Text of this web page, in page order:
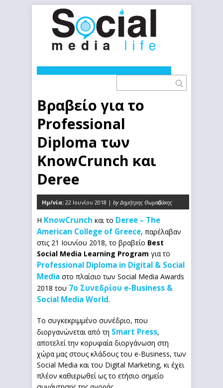
Βραβείο για το
Professional
Diploma των
KnowCrunch και
Deree
Ημ/νία: 22 Ιουνίου 2018 | by Δημήτρης Θωμαδάκης
0
Η KnowCrunch και το Deree – The
American College of Greece, παρέλαβαν
στις 21 Ιουνίου 2018, το βραβείο Best
Social Media Learning Program για το
Professional Diploma in Digital & Social
Media στο πλαίσιο των Social Media Awards
2018 του 7ο Συνεδρίου e-Business &
Social Media World.
Το συγκεκριμμένο συνέδριο, που
διοργανώνεται από τη Smart Press,
αποτελεί την κορυφαία διοργάνωση στη
χώρα μας στους κλάδους του e-Business, των
Social Media και του Digital Marketing, κι έχει
πλέον καθιερωθεί ως το ετήσιο σημείο